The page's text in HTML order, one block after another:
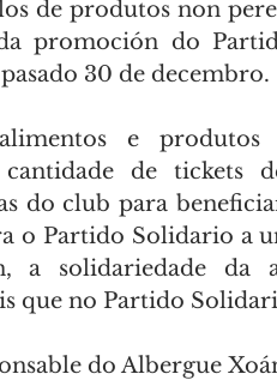
de produtos non
promoción do
30 de decembro.
e
cantidade de tickets
do club para
o Partido Solidario a
a solidariedade da
que no Partido
do Albergue